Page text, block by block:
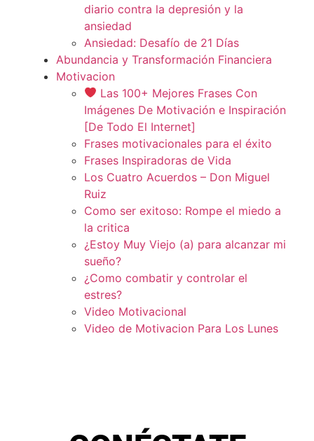
diario contra la depresión y la
ansiedad
Ansiedad: Desafío de 21 Días
Abundancia y Transformación Financiera
Motivacion
Las 100+ Mejores Frases Con
Imágenes De Motivación e Inspiración
[De Todo El Internet]
Frases motivacionales para el éxito
Frases Inspiradoras de Vida
Los Cuatro Acuerdos – Don Miguel
Ruiz
Como ser exitoso: Rompe el miedo a
la critica
¿Estoy Muy Viejo (a) para alcanzar mi
sueño?
¿Como combatir y controlar el
estres?
Video Motivacional
Video de Motivacion Para Los Lunes